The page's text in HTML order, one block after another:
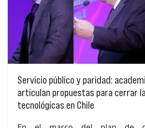
Servicio público y paridad:
articulan propuestas para cerrar
tecnológicas en Chile